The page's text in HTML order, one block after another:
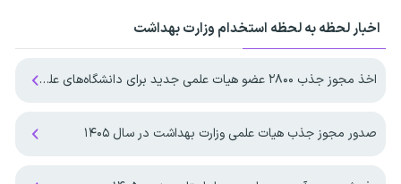
اخبار لحظه به لحظه استخدام وزارت بهداشت
اخذ مجوز جذب ۲۸۰۰ عضو هیات علمی جدید برای دانشگاه‌های علوم پزشکی
صدور مجوز جذب هیات علمی وزارت بهداشت در سال ۱۴۰۵